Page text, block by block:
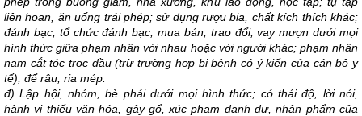
liên hoan, ăn uống trái phép; sử dụng rượu bia, chất kích thích khác;
đánh bạc, tổ chức đánh bạc, mua bán, trao đổi, vay mượn dưới mọi
hình thức giữa phạm nhân với nhau hoặc với người khác; phạm nhân
nam cắt tóc trọc đầu (trừ trường hợp bị bệnh có ý kiến của cán bộ y
tế), để râu, ria mép.
đ) Lập hội, nhóm, bè phái dưới mọi hình thức; có thái độ, lời nói,
hành vi thiếu văn hóa, gây gổ, xúc phạm danh dự, nhân phẩm của